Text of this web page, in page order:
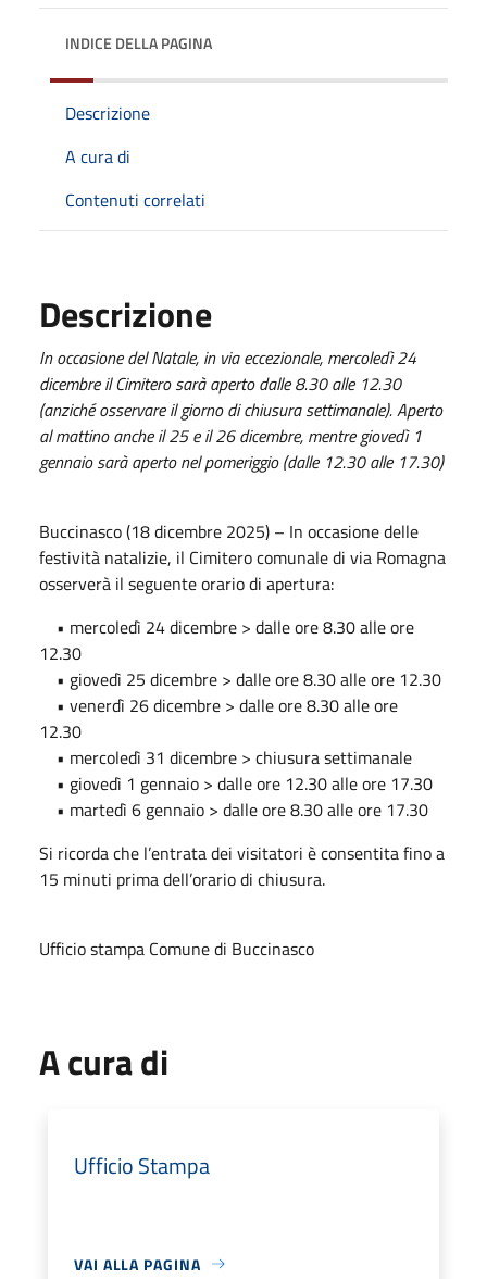
INDICE DELLA PAGINA
Descrizione
A cura di
Contenuti correlati
Descrizione
In occasione del Natale, in via eccezionale, mercoledì 24
dicembre il Cimitero sarà aperto dalle 8.30 alle 12.30
(anziché osservare il giorno di chiusura settimanale). Aperto
al mattino anche il 25 e il 26 dicembre, mentre giovedì 1
gennaio sarà aperto nel pomeriggio (dalle 12.30 alle 17.30)
Buccinasco (18 dicembre 2025) – In occasione delle
festività natalizie, il Cimitero comunale di via Romagna
osserverà il seguente orario di apertura:
• mercoledì 24 dicembre > dalle ore 8.30 alle ore
12.30
• giovedì 25 dicembre > dalle ore 8.30 alle ore 12.30
• venerdì 26 dicembre > dalle ore 8.30 alle ore
12.30
• mercoledì 31 dicembre > chiusura settimanale
• giovedì 1 gennaio > dalle ore 12.30 alle ore 17.30
• martedì 6 gennaio > dalle ore 8.30 alle ore 17.30
Si ricorda che l’entrata dei visitatori è consentita fino a
15 minuti prima dell’orario di chiusura.
Ufficio stampa Comune di Buccinasco
A cura di
Ufficio Stampa
VAI ALLA PAGINA